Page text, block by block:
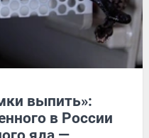
выпить»:
в России